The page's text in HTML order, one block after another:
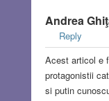
Andrea
Reply
Acest articol e
protagonistii
si putin